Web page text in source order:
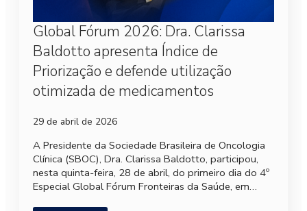
Global Fórum 2026: Dra. Clarissa
Baldotto apresenta Índice de
Priorização e defende utilização
otimizada de medicamentos
29 de abril de 2026
A Presidente da Sociedade Brasileira de Oncologia
Clínica (SBOC), Dra. Clarissa Baldotto, participou,
nesta quinta-feira, 28 de abril, do primeiro dia do 4º
Especial Global Fórum Fronteiras da Saúde, em…